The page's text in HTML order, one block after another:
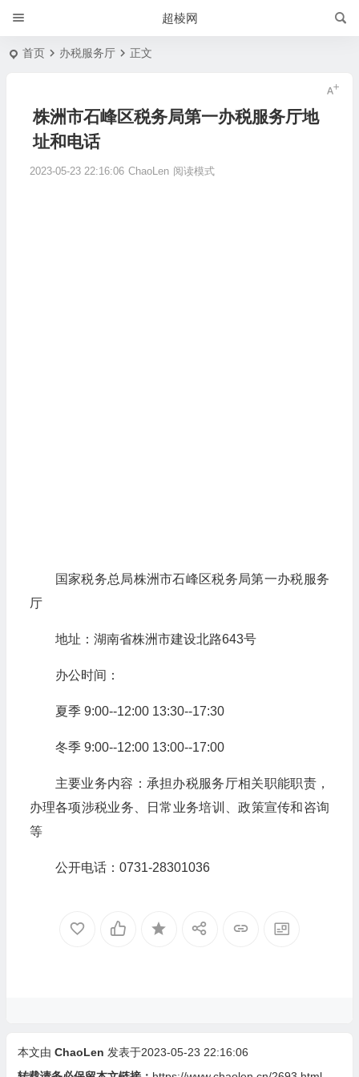
超棱网
首页 办税服务厅 正文
株洲市石峰区税务局第一办税服务厅地
址和电话
2023-05-23 22:16:06 ChaoLen 阅读模式
国家税务总局株洲市石峰区税务局第一办税服务
厅
地址：湖南省株洲市建设北路643号
办公时间：
夏季 9:00--12:00 13:30--17:30
冬季 9:00--12:00 13:00--17:00
主要业务内容：承担办税服务厅相关职能职责，
办理各项涉税业务、日常业务培训、政策宣传和咨询
等
公开电话：0731-28301036
本文由 ChaoLen 发表于2023-05-23 22:16:06